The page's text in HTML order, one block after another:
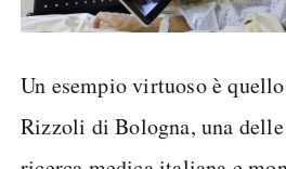
Un esempio virtuoso è
Rizzoli di Bologna, una